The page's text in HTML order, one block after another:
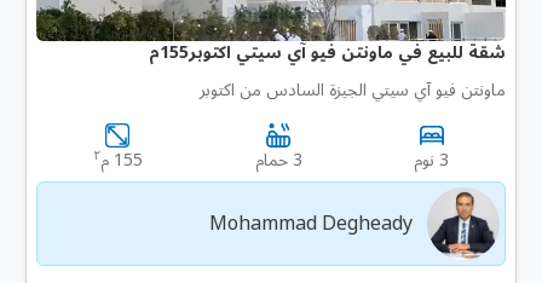
شقة للبيع في ماونتن فيو آي سيتي اكتوبر155م
ماونتن فيو آي سيتي الجيزة السادس من اكتوبر
3 نوم 3 حمام 155 م ٢
Mohammad Degheady